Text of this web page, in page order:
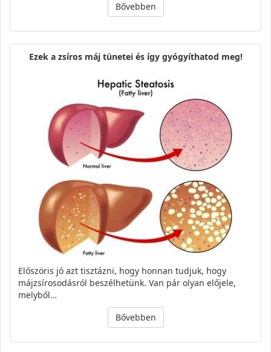
Bővebben
Ezek a zsíros máj tünetei és így gyógyíthatod meg!
Előszöris jó azt tisztázni, hogy honnan tudjuk, hogy
májzsírosodásról beszélhetünk. Van pár olyan előjele,
melyből…
Bővebben